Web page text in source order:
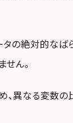
タの絶対的な
ん。
、異なる変数の